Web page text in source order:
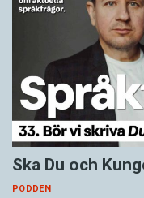
Ska Du och
PODDEN